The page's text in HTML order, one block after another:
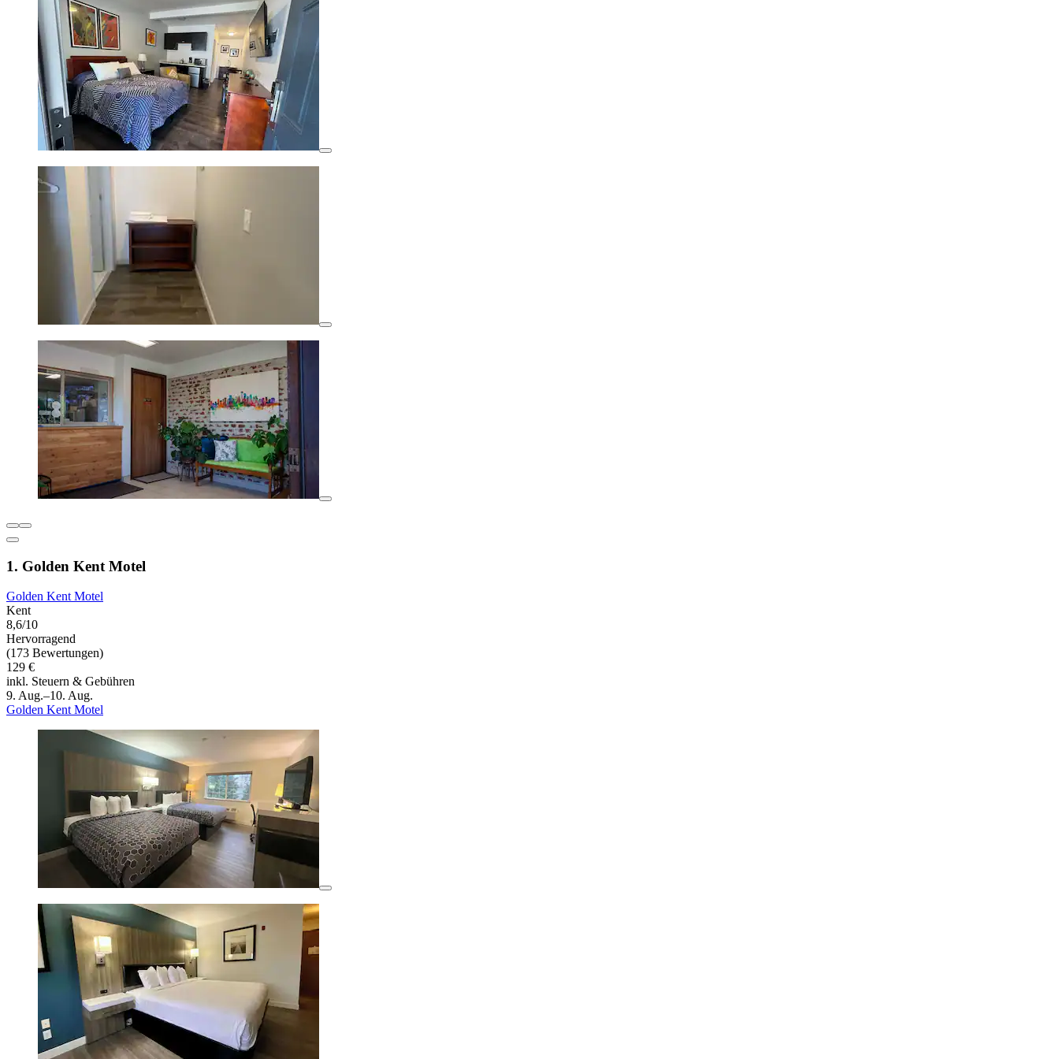
1. Golden Kent Motel
Golden Kent Motel
Kent
8,6/10
Hervorragend
(173 Bewertungen)
129 €
inkl. Steuern & Gebühren
9. Aug.–10. Aug.
Golden Kent Motel